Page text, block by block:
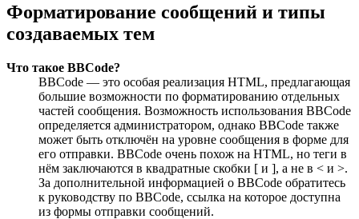
Форматирование сообщений и типы
создаваемых тем
Что такое BBCode?
BBCode — это особая реализация HTML, предлагающая
большие возможности по форматированию отдельных
частей сообщения. Возможность использования BBCode
определяется администратором, однако BBCode также
может быть отключён на уровне сообщения в форме для
его отправки. BBCode очень похож на HTML, но теги в
нём заключаются в квадратные скобки [ и ], а не в < и >.
За дополнительной информацией о BBCode обратитесь
к руководству по BBCode, ссылка на которое доступна
из формы отправки сообщений.